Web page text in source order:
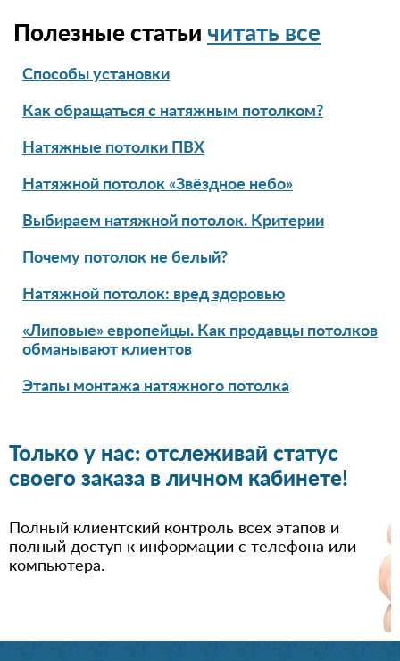
Полезные статьи читать все
Способы установки
Как обращаться с натяжным потолком?
Натяжные потолки ПВХ
Натяжной потолок «Звёздное небо»
Выбираем натяжной потолок. Критерии
Почему потолок не белый?
Натяжной потолок: вред здоровью
«Липовые» европейцы. Как продавцы потолков
обманывают клиентов
Этапы монтажа натяжного потолка
Только у нас: отслеживай статус
своего заказа в личном кабинете!
Полный клиентский контроль всех этапов и
полный доступ к информации с телефона или
компьютера.